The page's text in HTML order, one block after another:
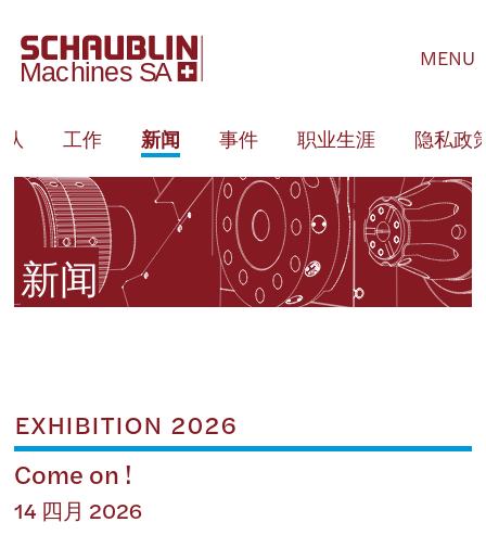
MENU
工作 新闻 事件 职业生涯 隐私政
新闻
EXHIBITION 2026
Come on !
14 四月 2026